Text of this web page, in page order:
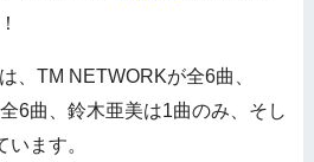
、TM NETWORKが全6曲、
6曲、鈴木亜美は1曲のみ、そし
ます。